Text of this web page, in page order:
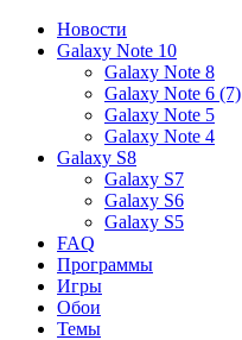
Новости
Galaxy Note 10
Galaxy Note 8
Galaxy Note 6 (7)
Galaxy Note 5
Galaxy Note 4
Galaxy S8
Galaxy S7
Galaxy S6
Galaxy S5
FAQ
Программы
Игры
Обои
Темы